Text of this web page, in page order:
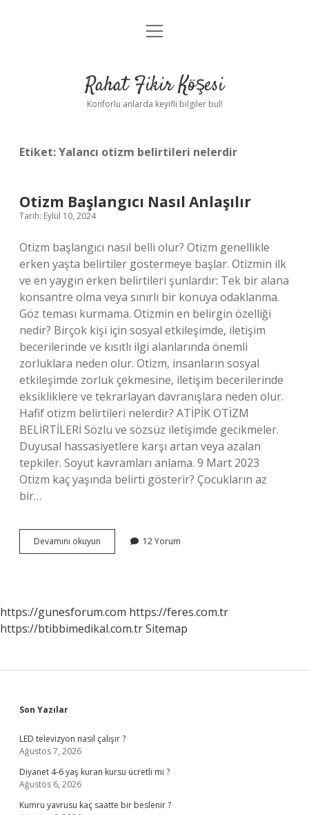
Anasayfa
Yasal Uyarı
menüyü
Rahat Fikir Köşesi
Konforlu anlarda keyifli bilgiler bul!
Etiket:Yalancı otizm belirtileri nelerdir
Otizm Başlangıcı Nasıl Anlaşılır
Tarih: Eylül 10, 2024
Otizm başlangıcı nasıl belli olur? Otizm genellikle
erken yaşta belirtiler göstermeye başlar. Otizmin ilk
ve en yaygın erken belirtileri şunlardır: Tek bir alana
konsantre olma veya sınırlı bir konuya odaklanma.
Göz teması kurmama. Otizmin en belirgin özelliği
nedir? Birçok kişi için sosyal etkileşimde, iletişim
becerilerinde ve kısıtlı ilgi alanlarında önemli
zorluklara neden olur. Otizm, insanların sosyal
etkileşimde zorluk çekmesine, iletişim becerilerinde
eksikliklere ve tekrarlayan davranışlara neden olur.
Hafif otizm belirtileri nelerdir? ATİPİK OTİZM
BELİRTİLERİ Sözlü ve sözsüz iletişimde gecikmeler.
Duyusal hassasiyetlere karşı artan veya azalan
tepkiler. Soyut kavramları anlama. 9 Mart 2023
Otizm kaç yaşında belirti gösterir? Çocukların az
bir…
Devamını okuyun
Başlangıcı
12 Yorum
https://gunesforum.com https://feres.com.tr
https://btibbimedikal.com.trSitemap
Sidebar
Son Yazılar
LED televizyon nasıl çalışır ?
Ağustos 7, 2026
Diyanet 4-6 yaş kuran kursu ücretli mi ?
Ağustos 6, 2026
Kumru yavrusu kaç saatte bir beslenir ?